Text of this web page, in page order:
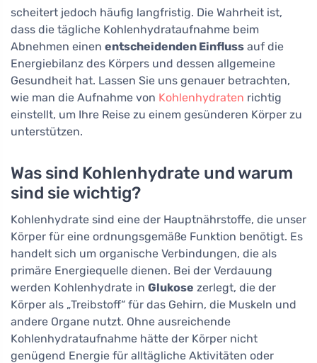
scheitert jedoch häufig langfristig. Die Wahrheit ist,
dass die tägliche Kohlenhydrataufnahme beim
Abnehmen einen entscheidenden Einfluss auf die
Energiebilanz des Körpers und dessen allgemeine
Gesundheit hat. Lassen Sie uns genauer betrachten,
wie man die Aufnahme von Kohlenhydraten richtig
einstellt, um Ihre Reise zu einem gesünderen Körper zu
unterstützen.
Was sind Kohlenhydrate und warum
sind sie wichtig?
Kohlenhydrate sind eine der Hauptnährstoffe, die unser
Körper für eine ordnungsgemäße Funktion benötigt. Es
handelt sich um organische Verbindungen, die als
primäre Energiequelle dienen. Bei der Verdauung
werden Kohlenhydrate in Glukose zerlegt, die der
Körper als „Treibstoff“ für das Gehirn, die Muskeln und
andere Organe nutzt. Ohne ausreichende
Kohlenhydrataufnahme hätte der Körper nicht
genügend Energie für alltägliche Aktivitäten oder